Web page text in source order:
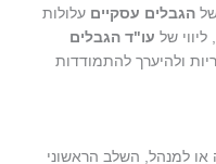
הגבלים עסקיים עלולות
של עו"ד הגבלים
ולהיערך להתמודדות
או למנהל, השלב הראשוני